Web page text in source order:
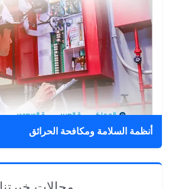
أنظمة السلامة ومكافحة الحرائق